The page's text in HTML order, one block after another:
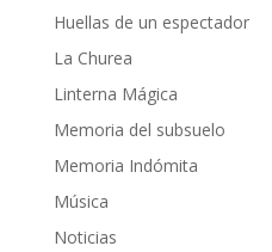
Huellas de un espectador
La Churea
Linterna Mágica
Memoria del subsuelo
Memoria Indómita
Música
Noticias